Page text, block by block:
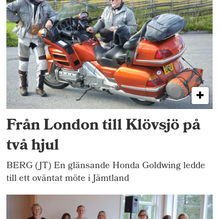
Från London till Klövsjö på
två hjul
BERG (JT) En glänsande Honda Goldwing ledde
till ett oväntat möte i Jämtland